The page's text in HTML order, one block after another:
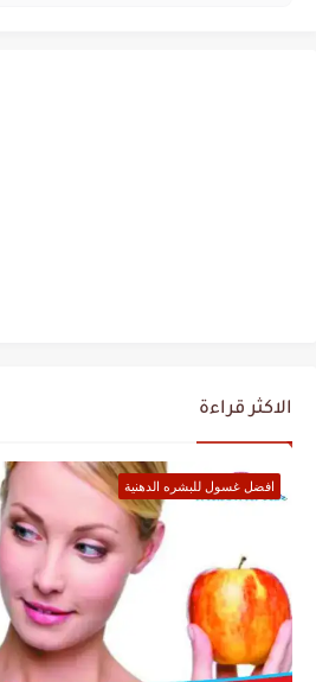
الاكثر قراءة
افضل غسول للبشره الدهنية